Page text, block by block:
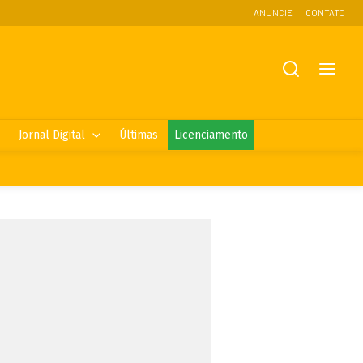
ANUNCIE CONTATO
Jornal Digital Últimas Licenciamento